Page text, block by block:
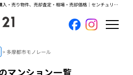
多摩都市モノレールマンション情報｜購入・売り物件、売却査定・相場・売却価格｜センチュリー21スミカ・クリエイト
多摩都市モノレール
マンション一覧